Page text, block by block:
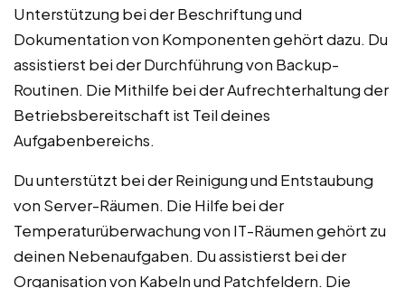
Unterstützung bei der Beschriftung und
Dokumentation von Komponenten gehört dazu. Du
assistierst bei der Durchführung von Backup-
Routinen. Die Mithilfe bei der Aufrechterhaltung der
Betriebsbereitschaft ist Teil deines
Aufgabenbereichs.
Du unterstützt bei der Reinigung und Entstaubung
von Server-Räumen. Die Hilfe bei der
Temperaturüberwachung von IT-Räumen gehört zu
deinen Nebenaufgaben. Du assistierst bei der
Organisation von Kabeln und Patchfeldern. Die